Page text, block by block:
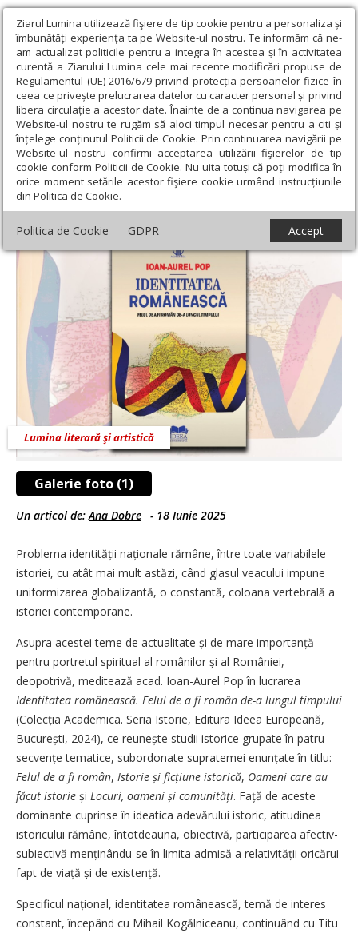
Ziarul Lumina utilizează fişiere de tip cookie pentru a personaliza și
îmbunătăți experiența ta pe Website-ul nostru. Te informăm că ne-
am actualizat politicile pentru a integra în acestea și în activitatea
curentă a Ziarului Lumina cele mai recente modificări propuse de
Regulamentul (UE) 2016/679 privind protecția persoanelor fizice în
ceea ce privește prelucrarea datelor cu caracter personal și privind
libera circulație a acestor date. Înainte de a continua navigarea pe
Website-ul nostru te rugăm să aloci timpul necesar pentru a citi și
înțelege conținutul Politicii de Cookie. Prin continuarea navigării pe
Website-ul nostru confirmi acceptarea utilizării fişierelor de tip
cookie conform Politicii de Cookie. Nu uita totuși că poți modifica în
orice moment setările acestor fişiere cookie urmând instrucțiunile
din Politica de Cookie.
Politica de Cookie GDPR Accept
Ziarul Lumina › Educaţie și Cultură › Lumina literară şi artistică ›
Felul de a fi român - pledoarie pentru adevăr
Felul de a fi român - pledoarie pentru
adevăr
Galerie foto (1)
Lumina literară şi artistică
Un articol de:Ana Dobre - 18 Iunie 2025
Problema identității naționale rămâne, între toate variabilele
istoriei, cu atât mai mult astăzi, când glasul veacului impune
uniformizarea globalizantă, o constantă, coloana vertebrală a
istoriei contemporane.
Asupra acestei teme de actualitate și de mare importanță
pentru portretul spiritual al românilor și al României,
deopotrivă, meditează acad. Ioan-Aurel Pop în lucrarea
Identitatea românească. Felul de a fi român de-a lungul timpului
(Colecția Academica. Seria Istorie, Editura Ideea Europeană,
București, 2024), ce reunește studii istorice grupate în patru
secvențe tematice, subordonate supratemei enunțate în titlu:
Felul de a fi român, Istorie și ficțiune istorică, Oameni care au
făcut istorie și Locuri, oameni și comunități. Față de aceste
dominante cuprinse în ideatica adevărului istoric, atitudinea
istoricului rămâne, întotdeauna, obiectivă, participarea afectiv-
subiectivă menținându-se în limita admisă a relativității oricărui
fapt de viață și de existență.
Specificul național, identitatea românească, temă de interes
constant, începând cu Mihail Kogălniceanu, continuând cu Titu